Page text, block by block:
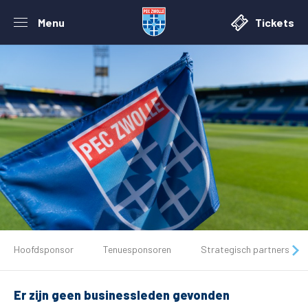
Menu Tickets
Tickets
Matchdays
Hoofdsponsor Tenuesponsoren Strategisch partners
Er zijn geen businessleden gevonden